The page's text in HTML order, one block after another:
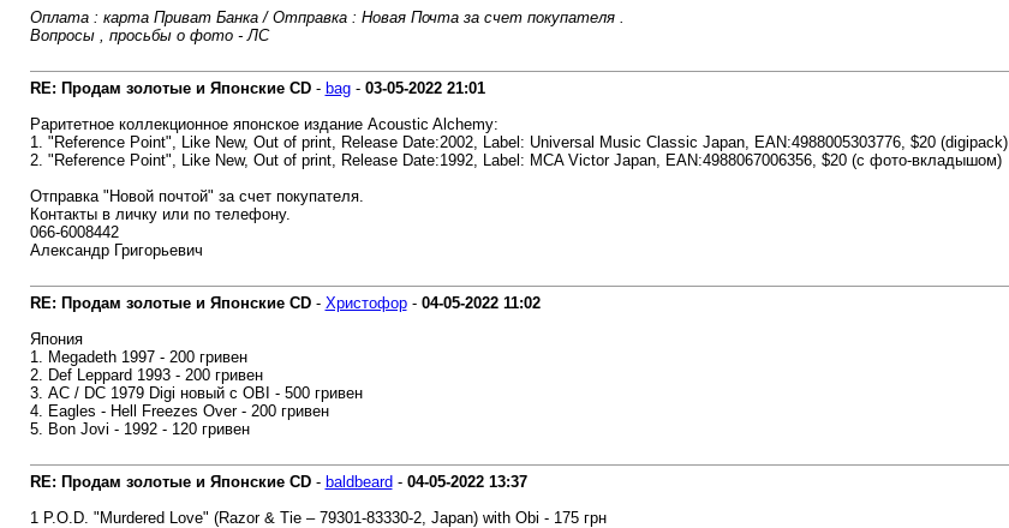
Оплата : карта Приват Банка / Отправка : Новая Почта за счет покупателя .
Вопросы , просьбы о фото - ЛС
RE: Продам золотые и Японские CD- bag- 03-05-2022 21:01
Раритетное коллекционное японское издание Acoustic Alchemy:
1. "Reference Point", Like New, Out of print, Release Date:2002, Label: Universal Music Classic Japan, EAN:4988005303776, $20 (digipack)
2. "Reference Point", Like New, Out of print, Release Date:1992, Label: MCA Victor Japan, EAN:4988067006356, $20 (c фото-вкладышом)
Отправка "Новой почтой" за счет покупателя.
Контакты в личку или по телефону.
066-6008442
Александр Григорьевич
RE: Продам золотые и Японские CD- Христофор- 04-05-2022 11:02
Япония
1. Megadeth 1997 - 200 гривен
2. Def Leppard 1993 - 200 гривен
3. AC / DC 1979 Digi новый с OBI - 500 гривен
4. Eagles - Hell Freezes Over - 200 гривен
5. Bon Jovi - 1992 - 120 гривен
RE: Продам золотые и Японские CD- baldbeard - 04-05-2022 13:37
1 P.O.D. "Murdered Love" (Razor & Tie – 79301-83330-2, Japan) with Obi - 175 грн